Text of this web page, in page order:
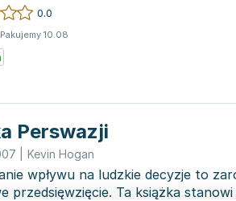
0.0
Pakujemy 10.08
Perswazji
Kevin Hogan
wpływu na ludzkie decyzje to
przedsięwzięcie. Ta książka